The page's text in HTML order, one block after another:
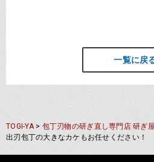
一覧に戻
TOGI-YA> 包丁刃物の研ぎ直し専門店 研ぎ
出刃包丁の大きなカケもお任せください！